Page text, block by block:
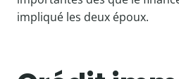
impliqué les deux époux.